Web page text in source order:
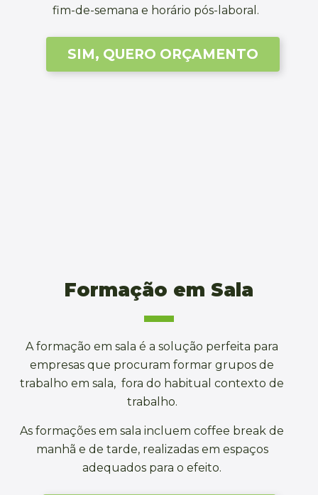
fim-de-semana e horário pós-laboral.
SIM, QUERO ORÇAMENTO
Formação em Sala
A formação em sala é a solução perfeita para
empresas que procuram formar grupos de
trabalho em sala, fora do habitual contexto de
trabalho.
As formações em sala incluem coffee break de
manhã e de tarde, realizadas em espaços
adequados para o efeito.